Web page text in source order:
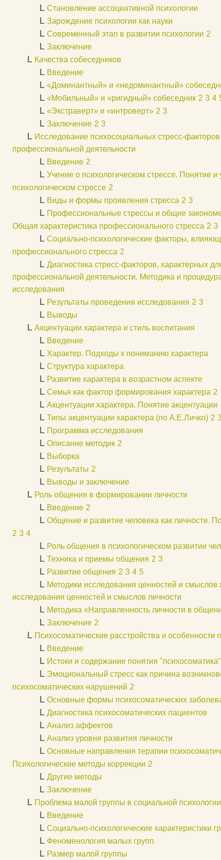
L Становление ассоциативной психологии
L Зарождение психологии как науки
L Современный этап в развитии психологии 2
L Заключение
L Качества собеседников
L Введение
L «Доминантный» и «недоминантный»
L «Мобильный» и «ригидный» собеседник 2 3 4
L «Экстраверт» и «интроверт» 2 3
L Заключение 2 3
L Исследование психосоциальных стресс-
профессиональной деятельности
L Введение 2
L Учение о психологическом стрессе. Понятие и
психологическом стрессе 2
L Виды и формы проявления стресса 2 3
L Профессиональные стрессы и общие
Общая характеристика профессионального стресса 2 3
L Социально-психологические факторы,
профессионального стресса 2
L Диагностика стресс-факторов, характерных
профессиональной деятельности. Методика и
исследования
L Результаты проведения исследования 2 3
L Выводы
L Акцентуации характера и стиль воспитания
L Введение
L Характер. Подходы к пониманию характера
L Структура характера
L Развитие характера в возрастном аспекте
L Семья как фактор формирования характера 2
L Акцентуации характера. Понятие акцентуации
L Типы акцентуации характера (по А.Е.Личко) 2
L Программа исследования
L Описание методик 2
L Выборка
L Результаты 2
L Выводы и заключение
L Роль общения в формировании личности
L Введение 2
L Общение и развитие человека как личности.
2 3 4
L Роль общения в психологическом развитии
L Техника и приемы общения 2 3
L Развитие общения 2 3 4 5
L Методики исследования ценностей и смыслов
исследования ценностей и смыслов личности
L Методика «Направленность личности в
L Заключение 2
L Психосоматические расстройства и особенности
L Введение
L Истоки и содержание понятия "психосоматика"
L Эмоциональный стресс как причина
психосоматических нарушений 2
L Основные формы психосоматических
L Диагностика психосоматических пациентов
L Анализ аффектов
L Анализ уровня развития личности
L Основные направления терапии
Психологические методы коррекции 2
L Другие методы
L Заключение
L Проблема малой группы в социальной психологии
L Введение
L Социально-психологические характеристики
L Феноменология малых групп
L Размер малой группы